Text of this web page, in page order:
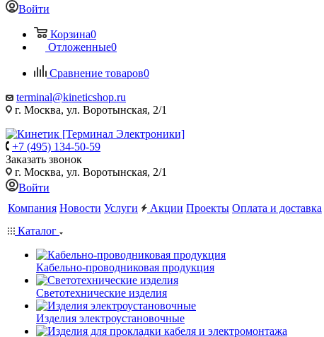
Войти
Корзина0
Отложенные0
Сравнение товаров0
terminal@kineticshop.ru
г. Москва, ул. Воротынская, 2/1
+7 (495) 134-50-59
Заказать звонок
г. Москва, ул. Воротынская, 2/1
Войти
Компания Новости Услуги Акции Проекты Оплата и доставка
Каталог
Кабельно-проводниковая продукция
Светотехнические изделия
Изделия электроустановочные